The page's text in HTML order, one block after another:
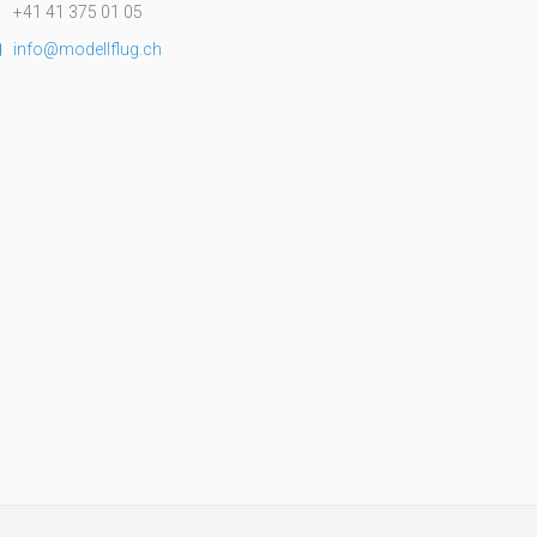
+41 41 375 01 05
info@modellflug.ch